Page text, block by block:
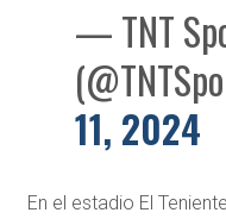
— TNT
11, 2024
En el estadio El